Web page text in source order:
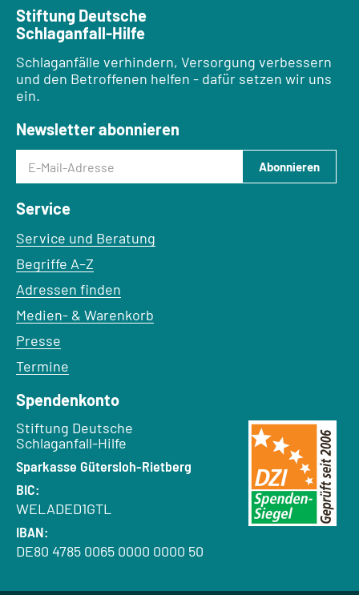
Stiftung Deutsche
Schlaganfall-Hilfe
Schlaganfälle verhindern, Versorgung verbessern
und den Betroffenen helfen - dafür setzen wir uns
ein.
Newsletter abonnieren
E-Mail-Adresse
Abonnieren
Service
Service und Beratung
Begriffe A–Z
Adressen finden
Medien- & Warenkorb
Presse
Termine
Spendenkonto
Empfänger:
Stiftung Deutsche
Schlaganfall-Hilfe
Bank:
Sparkasse Gütersloh-Rietberg
BIC:
WELADED1GTL
IBAN:
DE80 4785 0065 0000 0000 50